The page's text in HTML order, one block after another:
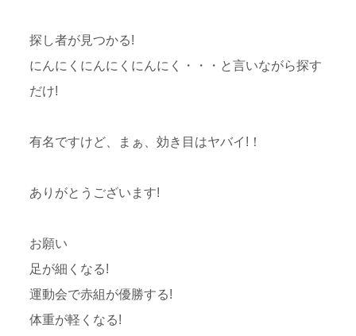
探し者が見つかる!
にんにくにんにくにんにく・・・と言いながら探す
だけ!
有名ですけど、まぁ、効き目はヤバイ!！
ありがとうございます!
お願い
足が細くなる!
運動会で赤組が優勝する!
体重が軽くなる!